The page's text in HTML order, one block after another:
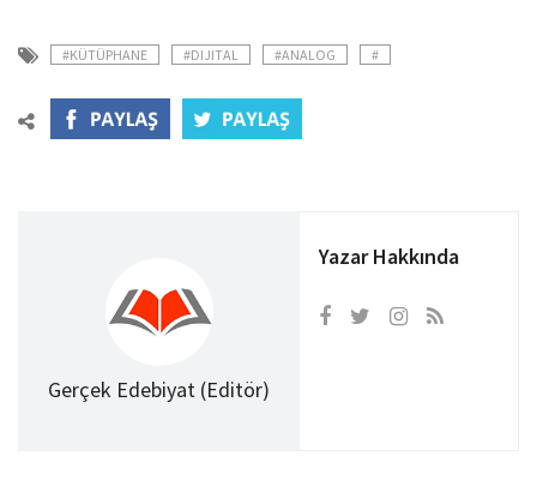
#KÜTÜPHANE #DIJITAL #ANALOG #
Gerçek Edebiyat (Editör)
Yazar Hakkında